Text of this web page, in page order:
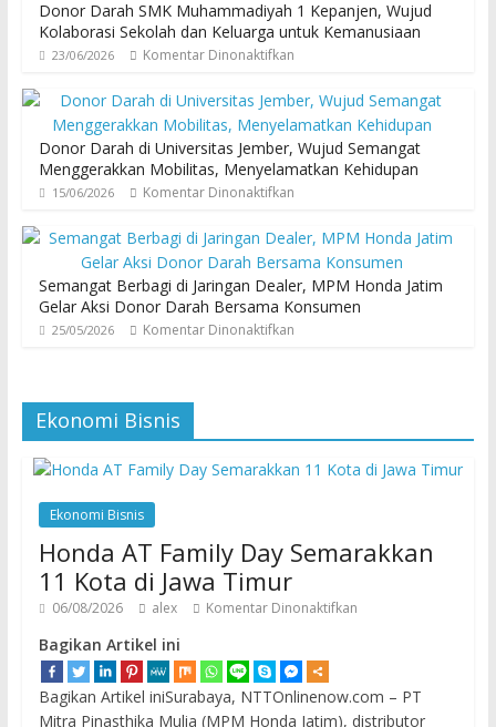
Donor Darah SMK Muhammadiyah 1 Kepanjen, Wujud
Kolaborasi Sekolah dan Keluarga untuk Kemanusiaan
23/06/2026 Komentar Dinonaktifkan
Donor Darah di Universitas Jember, Wujud Semangat
Menggerakkan Mobilitas, Menyelamatkan Kehidupan
15/06/2026 Komentar Dinonaktifkan
Semangat Berbagi di Jaringan Dealer, MPM Honda Jatim
Gelar Aksi Donor Darah Bersama Konsumen
25/05/2026 Komentar Dinonaktifkan
Ekonomi Bisnis
Ekonomi Bisnis
Honda AT Family Day Semarakkan
11 Kota di Jawa Timur
06/08/2026 alex Komentar Dinonaktifkan
Bagikan Artikel ini
Bagikan Artikel iniSurabaya, NTTOnlinenow.com – PT
Mitra Pinasthika Mulia (MPM Honda Jatim), distributor